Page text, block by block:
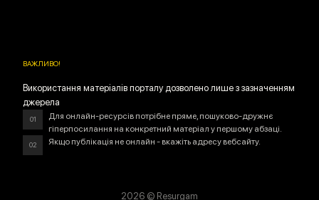
ВАЖЛИВО!
Використання матеріалів порталу дозволено лише з зазначенням
джерела
01
Для онлайн-ресурсів потрібне пряме, пошуково-дружнє
гіперпосилання на конкретний матеріал у першому абзаці.
02 Якщо публікація не онлайн - вкажіть адресу вебсайту.
2026 © Resurgam